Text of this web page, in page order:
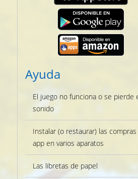
Ayuda
El juego no funciona o se pierde
sonido
Instalar (o restaurar) las compras
app en varios aparatos
Las libretas de papel